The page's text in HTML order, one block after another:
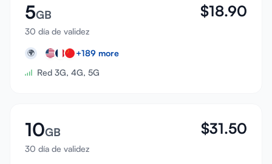
5GB
30 día de validez
$18.90
🌍 +189 more
Red 3G, 4G, 5G
10GB
30 día de validez
$31.50